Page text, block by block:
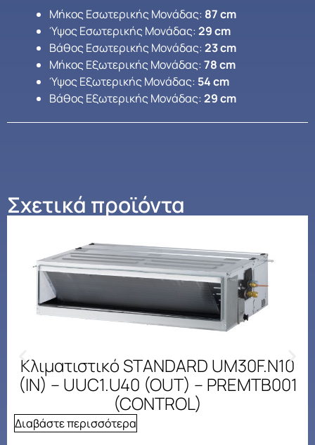
Μήκος Εσωτερικής Μονάδας: 87 cm
Ύψος Εσωτερικής Μονάδας: 29 cm
Βάθος Εσωτερικής Μονάδας: 23 cm
Μήκος Εξωτερικής Μονάδας:78 cm
Ύψος Εξωτερικής Μονάδας: 54 cm
Βάθος Εξωτερικής Μονάδας: 29 cm
Σχετικά προϊόντα
Κλιματιστικό STANDARD UM30F.N10
(IN) – UUC1.U40 (OUT) – PREMTB001
(CONTROL)
Διαβάστε περισσότερα